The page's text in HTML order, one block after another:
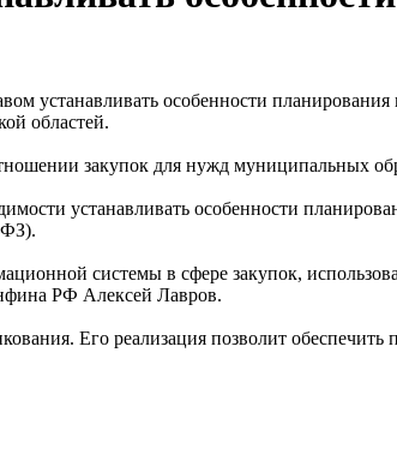
устанавливать особенности
областей.
закупок для нужд муниципальных
устанавливать особенности
ФЗ).
системы в сфере закупок,
РФ Алексей Лавров.
Его реализация позволит